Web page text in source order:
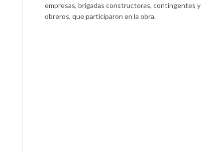
empresas, brigadas constructoras, contingentes y
obreros, que participaron en la obra.